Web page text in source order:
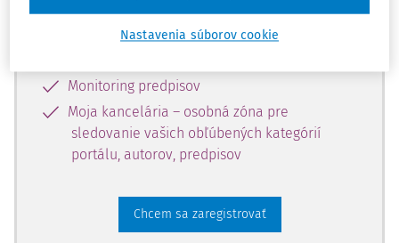
vybranému obsahu:
Monitoring predpisov
Moja kancelária – osobná zóna pre
sledovanie vašich obľúbených kategórií
portálu, autorov, predpisov
Chcem sa zaregistrovať
Nastavenia súborov cookie